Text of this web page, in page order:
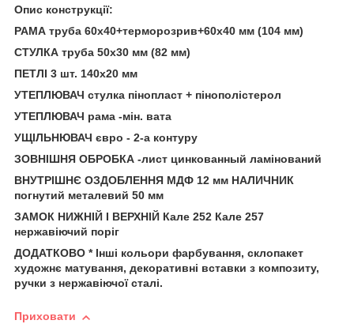
Опис конструкції:
РАМА труба 60х40+терморозрив+60х40 мм (104 мм)
СТУЛКА труба 50х30 мм (82 мм)
ПЕТЛІ 3 шт. 140х20 мм
УТЕПЛЮВАЧ стулка пінопласт + пінополістерол
УТЕПЛЮВАЧ рама -мін. вата
УЩІЛЬНЮВАЧ євро - 2-а контуру
ЗОВНІШНЯ ОБРОБКА -лист цинкованный ламінований
ВНУТРІШНЄ ОЗДОБЛЕННЯ МДФ 12 мм НАЛИЧНИК
погнутий металевий 50 мм
ЗАМОК НИЖНІЙ І ВЕРХНІЙ Кале 252 Кале 257
нержавіючий поріг
ДОДАТКОВО * Інші кольори фарбування, склопакет
художнє матування, декоративні вставки з композиту,
ручки з нержавіючої сталі.
Приховати